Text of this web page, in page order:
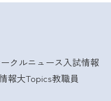
クルニュース入試情報
報大Topics教職員